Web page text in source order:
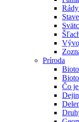
Príroda
Čo